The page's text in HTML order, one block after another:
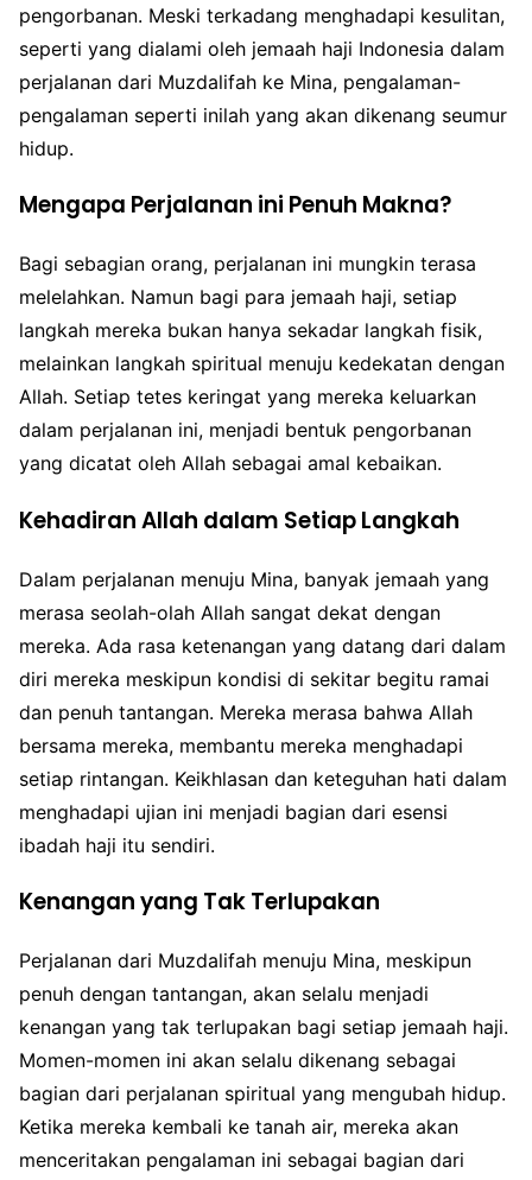
pengorbanan. Meski terkadang menghadapi kesulitan,
seperti yang dialami oleh jemaah haji Indonesia dalam
perjalanan dari Muzdalifah ke Mina, pengalaman-
pengalaman seperti inilah yang akan dikenang seumur
hidup.
Mengapa Perjalanan ini Penuh Makna?
Bagi sebagian orang, perjalanan ini mungkin terasa
melelahkan. Namun bagi para jemaah haji, setiap
langkah mereka bukan hanya sekadar langkah fisik,
melainkan langkah spiritual menuju kedekatan dengan
Allah. Setiap tetes keringat yang mereka keluarkan
dalam perjalanan ini, menjadi bentuk pengorbanan
yang dicatat oleh Allah sebagai amal kebaikan.
Kehadiran Allah dalam Setiap Langkah
Dalam perjalanan menuju Mina, banyak jemaah yang
merasa seolah-olah Allah sangat dekat dengan
mereka. Ada rasa ketenangan yang datang dari dalam
diri mereka meskipun kondisi di sekitar begitu ramai
dan penuh tantangan. Mereka merasa bahwa Allah
bersama mereka, membantu mereka menghadapi
setiap rintangan. Keikhlasan dan keteguhan hati dalam
menghadapi ujian ini menjadi bagian dari esensi
ibadah haji itu sendiri.
Kenangan yang Tak Terlupakan
Perjalanan dari Muzdalifah menuju Mina, meskipun
penuh dengan tantangan, akan selalu menjadi
kenangan yang tak terlupakan bagi setiap jemaah haji.
Momen-momen ini akan selalu dikenang sebagai
bagian dari perjalanan spiritual yang mengubah hidup.
Ketika mereka kembali ke tanah air, mereka akan
menceritakan pengalaman ini sebagai bagian dari